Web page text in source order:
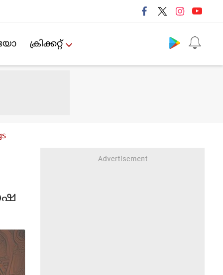
ക്രിക്കറ്റ്‌